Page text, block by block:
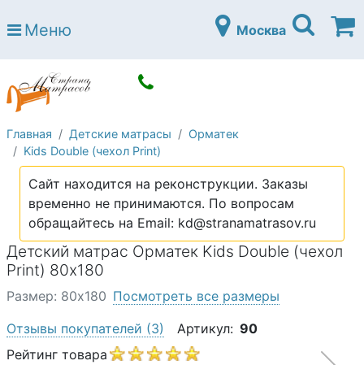
Страна матрасов
Open submenu (Матрасы)
Open submenu (Кровати)
Кровати
Open submenu (Аксессуары)
Open submenu (Диваны)
Диваны
Open submenu (Постельное белье)
Постельное белье
Open submenu (Мебель)
Мебель
Open submenu (Основания)
Основания
Open submenu (Детские матрасы)
Детские матрасы
Open submenu (Детские кровати)
Детские кровати
Open submenu (Шкафы)
Шкафы
Меню Москва
Главная Детские матрасы
Орматек
Kids Double (чехол Print)
Сайт находится на реконструкции. Заказы
временно не принимаются. По вопросам
обращайтесь на Email: kd@stranamatrasov.ru
Детский матрас Орматек Kids Double (чехол
Print) 80х180
Размер: 80х180 Посмотреть все размеры
Отзывы покупателей (3) Артикул: 90
Рейтинг товара